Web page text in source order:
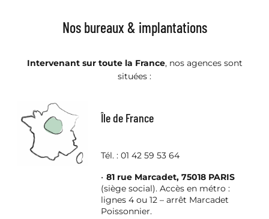
Nos bureaux & implantations
Intervenant sur toute la France, nos agences sont
situées :
Île de France
Tél. : 01 42 59 53 64
81 rue Marcadet, 75018 PARIS
(siège social). Accès en métro :
lignes 4 ou 12 – arrêt Marcadet
Poissonnier.